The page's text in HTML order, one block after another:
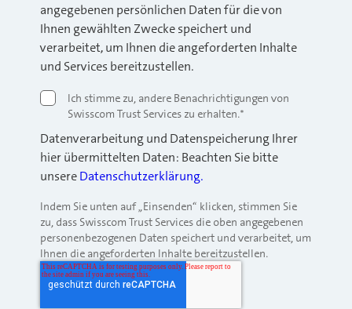
angegebenen persönlichen Daten für die von
Ihnen gewählten Zwecke speichert und
verarbeitet, um Ihnen die angeforderten Inhalte
und Services bereitzustellen.
Ich stimme zu, andere Benachrichtigungen von
Swisscom Trust Services zu erhalten.*
Datenverarbeitung und Datenspeicherung Ihrer
hier übermittelten Daten: Beachten Sie bitte
unsereDatenschutzerklärung.
Indem Sie unten auf „Einsenden“ klicken, stimmen Sie
zu, dass Swisscom Trust Services die oben angegebenen
personenbezogenen Daten speichert und verarbeitet, um
Ihnen die angeforderten Inhalte bereitzustellen.